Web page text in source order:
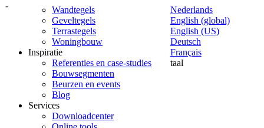
-
Nederlands
English (global)
English (US)
Deutsch
Français
taal
Wandtegels
Geveltegels
Terrastegels
Woningbouw
Inspiratie
Referenties en case-studies
Bouwsegmenten
Beurzen en events
Blog
Services
Downloadcenter